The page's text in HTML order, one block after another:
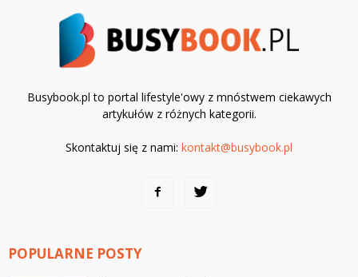
Busybook.pl to portal lifestyle'owy z mnóstwem ciekawych
artykułów z różnych kategorii.
Skontaktuj się z nami: kontakt@busybook.pl
POPULARNE POSTY